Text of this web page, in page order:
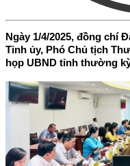
Ngày 1/4/2025, đồng chí
Tỉnh ủy, Phó Chủ tịch
họp UBND tỉnh thường